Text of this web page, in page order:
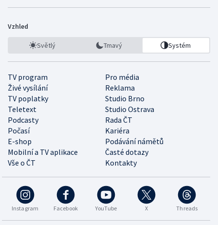
Vzhled
Světlý Tmavý Systém
TV program
Pro média
Živé vysílání
Reklama
TV poplatky
Studio Brno
Teletext
Studio Ostrava
Podcasty
Rada ČT
Počasí
Kariéra
E-shop
Podávání námětů
Mobilní a TV aplikace
Časté dotazy
Vše o ČT
Kontakty
Instagram Facebook YouTube X Threads